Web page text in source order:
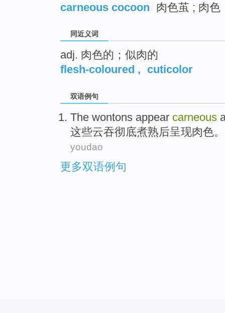
carneous cocoon 肉色茧 ; 肉色
同近义词
adj. 肉色的；似肉的
flesh-coloured , cuticolor
双语例句
The wontons appear carneous
这些云吞彻底煮熟后呈现肉色。
youdao
更多双语例句